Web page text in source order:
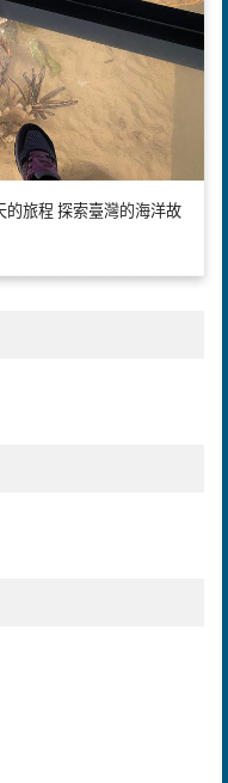
的旅程 探索臺灣的海洋故